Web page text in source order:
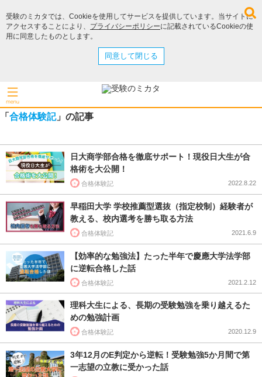
受験のミカタでは、Cookieを使用してサービスを提供しています。当サイトに
アクセスすることにより、 プライバシーポリシーに記載されているCookieの使
用に同意したものとします。
同意して閉じる
「 合格体験記」の記事
日大商学部合格を徹底サポート！現役日大生が合
格術を大公開！
合格体験記 2022.8.22
早稲田大学 学校推薦型選抜（指定校制）経験者が
教える、校内選考を勝ち取る方法
合格体験記 2021.6.9
【効率的な勉強法】たった半年で慶應大学法学部
に逆転合格した話
合格体験記 2021.2.12
理科大生による、長期の受験勉強を乗り越えるた
めの勉強計画
合格体験記 2020.12.9
3年12月のE判定から逆転！受験勉強5か月間で第
一志望の立教に受かった話